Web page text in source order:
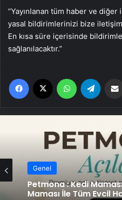
“Yayınlanan tüm haber ve
yasal bildirimlerinizi bize
En kısa süre içerisinde
sağlanılacaktır.”
Facebook WhatsApp
Genel
Petmona : Kedi
Maması İle Tüm Evcil